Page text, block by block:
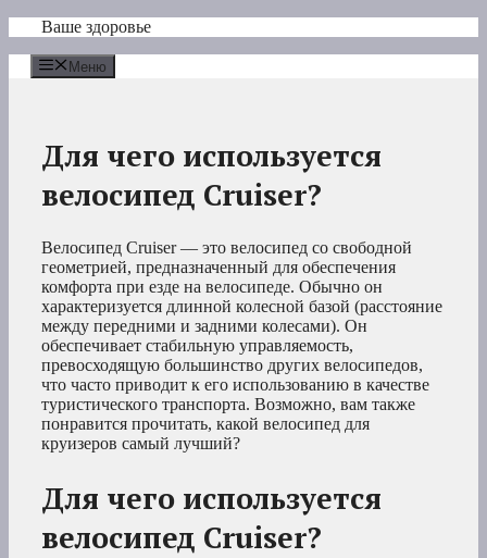
Перейти
содержимому
Ваше здоровье
Меню
Для чего используется
велосипед Cruiser?
Велосипед Cruiser — это велосипед со свободной
геометрией, предназначенный для обеспечения
комфорта при езде на велосипеде. Обычно он
характеризуется длинной колесной базой (расстояние
между передними и задними колесами). Он
обеспечивает стабильную управляемость,
превосходящую большинство других велосипедов,
что часто приводит к его использованию в качестве
туристического транспорта. Возможно, вам также
понравится прочитать, какой велосипед для
круизеров самый лучший?
Для чего используется
велосипед Cruiser?